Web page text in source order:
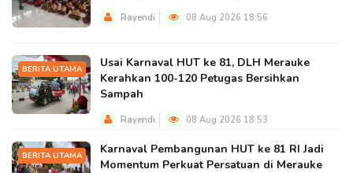
Rayendi 08 Aug 2026 18:56
BERITA UTAMA
Usai Karnaval HUT ke 81, DLH Merauke
Kerahkan 100-120 Petugas Bersihkan
Sampah
Rayendi 08 Aug 2026 18:53
BERITA UTAMA
Karnaval Pembangunan HUT ke 81 RI Jadi
Momentum Perkuat Persatuan di Merauke